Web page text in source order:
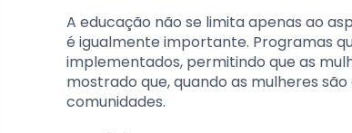
A educação não se limita apenas ao
é igualmente importante. Programas
implementados, permitindo que as
mostrado que, quando as mulheres
comunidades.